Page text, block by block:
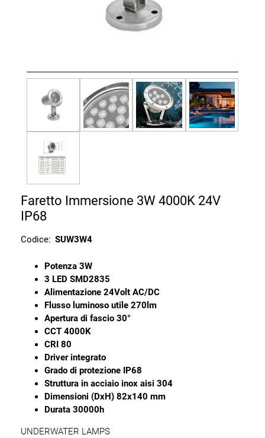
Faretto Immersione 3W 4000K 24V
IP68
Codice: SUW3W4
Potenza 3W
3 LED SMD2835
Alimentazione 24Volt AC/DC
Flusso luminoso utile 270lm
Apertura di fascio 30°
CCT 4000K
CRI 80
Driver integrato
Grado di protezione IP68
Struttura in acciaio inox aisi 304
Dimensioni (DxH) 82x140 mm
Durata 30000h
UNDERWATER LAMPS